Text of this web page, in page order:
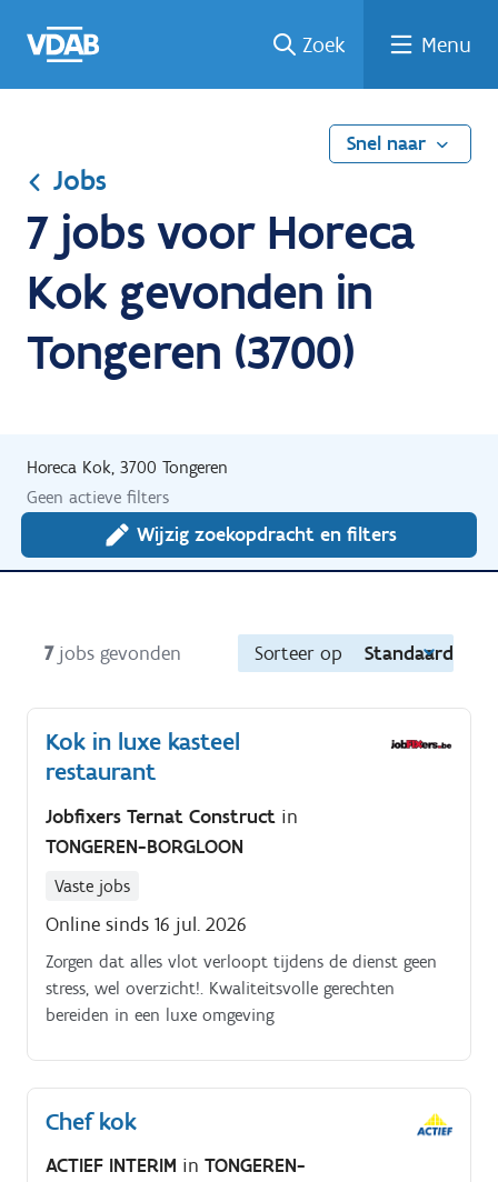
naar
een
een
job
naar
Zoek Menu
Snel naar
Jobs
7 jobs voor Horeca
Kok gevonden in
Tongeren (3700)
Horeca Kok, 3700 Tongeren
Geen actieve filters
Wijzig zoekopdracht en filters
7 jobs gevonden Sorteer op Standaard
Kok in luxe kasteel
restaurant
Jobfixers Ternat Construct in
TONGEREN-BORGLOON
Vaste jobs
Online sinds 16 jul. 2026
Zorgen dat alles vlot verloopt tijdens de dienst geen
stress, wel overzicht!. Kwaliteitsvolle gerechten
bereiden in een luxe omgeving
Chef kok
ACTIEF INTERIM in TONGEREN-